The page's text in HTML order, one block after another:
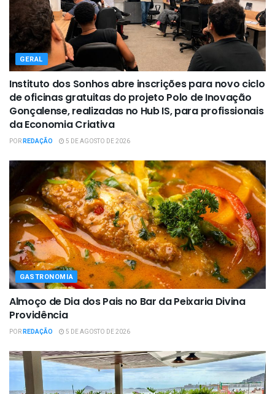
GERAL
Instituto dos Sonhos abre inscrições para novo ciclo
de oficinas gratuitas do projeto Polo de Inovação
Gonçalense, realizadas no Hub IS, para profissionais
da Economia Criativa
PORREDAÇÃO 5 DE AGOSTO DE 2026
GASTRONOMIA
Almoço de Dia dos Pais no Bar da Peixaria Divina
Providência
PORREDAÇÃO 5 DE AGOSTO DE 2026